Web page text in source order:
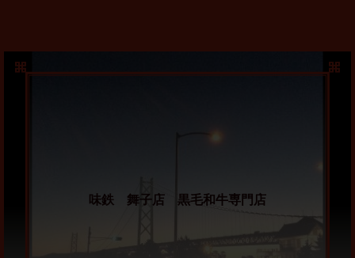
味鉄 舞子店 黒毛和牛専門店